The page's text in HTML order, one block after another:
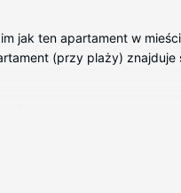
jak ten apartament w
(przy plaży)
to biurko i